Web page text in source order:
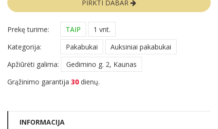
PIRKTI DABAR
Prekę turime: TAIP
1 vnt.
Kategorija:
Pakabukai
Auksiniai pakabukai
Apžiūrėti galima:
Gedimino g. 2, Kaunas
Grąžinimo garantija 30 dienų.
INFORMACIJA